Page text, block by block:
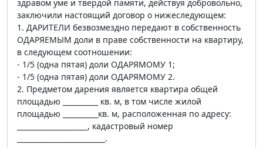
здравом уме и твердой памяти, действуя добровольно,
заключили настоящий договор о нижеследующем:
1. ДАРИТЕЛИ безвозмездно передают в собственность
ОДАРЯЕМЫМ доли в праве собственности на квартиру,
в следующем соотношении:
- 1/5 (одна пятая) доли ОДАРЯМОМУ 1;
- 1/5 (одна пятая) доли ОДАРЯМОМУ 2.
2. Предметом дарения является квартира общей
площадью __________ кв. м, в том числе жилой
площадью __________кв. м, расположенная по адресу:
____________________, кадастровый номер
_________________________.